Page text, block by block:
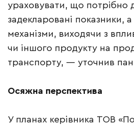
ураховувати, що потрібно
задекларовані показники,
механізми, виходячи з
чи іншого продукту на
транспорту, — уточнив пан
Осяжна перспектива
У планах керівника ТОВ